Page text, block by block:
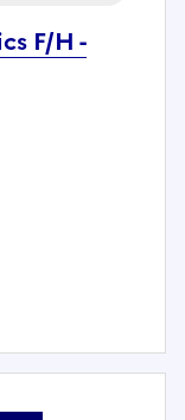
F/H -
publics F/H